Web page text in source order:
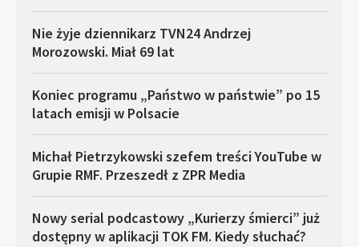
Nie żyje dziennikarz TVN24 Andrzej
Morozowski. Miał 69 lat
Koniec programu „Państwo w państwie” po 15
latach emisji w Polsacie
Michał Pietrzykowski szefem treści YouTube w
Grupie RMF. Przeszedł z ZPR Media
Nowy serial podcastowy „Kurierzy śmierci” już
dostępny w aplikacji TOK FM. Kiedy słuchać?